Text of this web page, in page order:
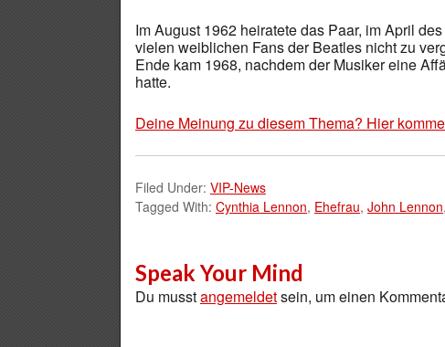
Im August 1962 heiratete das Paar, im April
vielen weiblichen Fans der Beatles nicht zu
Ende kam 1968, nachdem der Musiker eine
hatte.
Deine Meinung zu diesem Thema? Hier
Filed Under: VIP-News
Tagged With: Cynthia Lennon, Ehefrau, John Lennon,
Speak Your Mind
Du musstangemeldetsein, um einen